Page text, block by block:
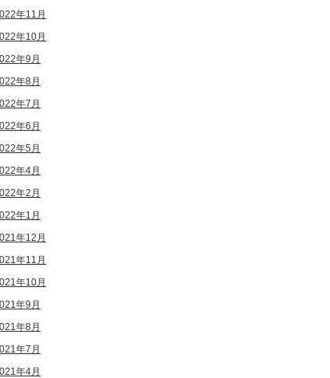
年11月
年10月
年9月
年8月
年7月
年6月
年5月
年4月
年2月
年1月
年12月
年11月
年10月
年9月
年8月
年7月
年4月